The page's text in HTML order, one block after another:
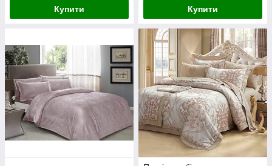
Купити Купити